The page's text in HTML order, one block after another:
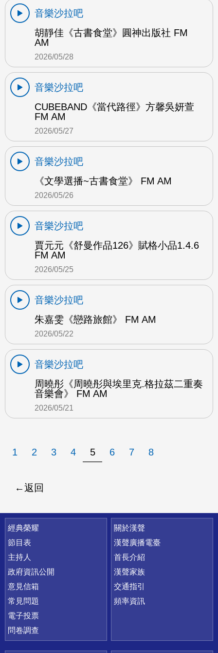
音樂沙拉吧
胡靜佳《古書食堂》圓神出版社 FM
AM
2026/05/28
音樂沙拉吧
CUBEBAND《當代路徑》方馨吳妍萱
FM AM
2026/05/27
音樂沙拉吧
《文學選播~古書食堂》 FM AM
2026/05/26
音樂沙拉吧
賈元元《舒曼作品126》賦格小品1.4.6
FM AM
2026/05/25
音樂沙拉吧
朱嘉雯《戀路旅館》 FM AM
2026/05/22
音樂沙拉吧
周曉彤《周曉彤與埃里克.格拉茲二重奏
音樂會》 FM AM
2026/05/21
1 2 3 4 5 6 7 8
返回
快速連結
經典榮耀
節目表
主持人
政府資訊公開
意見信箱
常見問題
電子投票
問卷調查
關於漢聲
漢聲廣播電臺
首長介紹
漢聲家族
交通指引
頻率資訊